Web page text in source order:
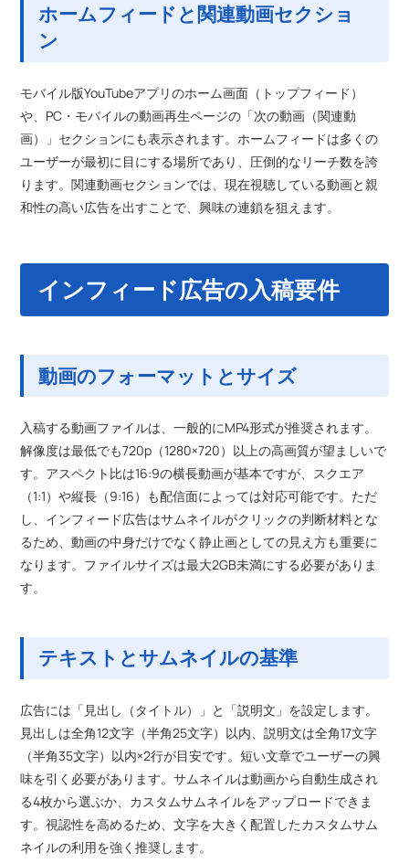
ホームフィードと関連動画セクショ
ン
モバイル版YouTubeアプリのホーム画面（トップフィード）
や、PC・モバイルの動画再生ページの「次の動画（関連動
画）」セクションにも表示されます。ホームフィードは多くの
ユーザーが最初に目にする場所であり、圧倒的なリーチ数を誇
ります。関連動画セクションでは、現在視聴している動画と親
和性の高い広告を出すことで、興味の連鎖を狙えます。
インフィード広告の入稿要件
動画のフォーマットとサイズ
入稿する動画ファイルは、一般的にMP4形式が推奨されます。
解像度は最低でも720p（1280×720）以上の高画質が望ましいで
す。アスペクト比は16:9の横長動画が基本ですが、スクエア
（1:1）や縦長（9:16）も配信面によっては対応可能です。ただ
し、インフィード広告はサムネイルがクリックの判断材料とな
るため、動画の中身だけでなく静止画としての見え方も重要に
なります。ファイルサイズは最大2GB未満にする必要がありま
す。
テキストとサムネイルの基準
広告には「見出し（タイトル）」と「説明文」を設定します。
見出しは全角12文字（半角25文字）以内、説明文は全角17文字
（半角35文字）以内×2行が目安です。短い文章でユーザーの興
味を引く必要があります。サムネイルは動画から自動生成され
る4枚から選ぶか、カスタムサムネイルをアップロードできま
す。視認性を高めるため、文字を大きく配置したカスタムサム
ネイルの利用を強く推奨します。